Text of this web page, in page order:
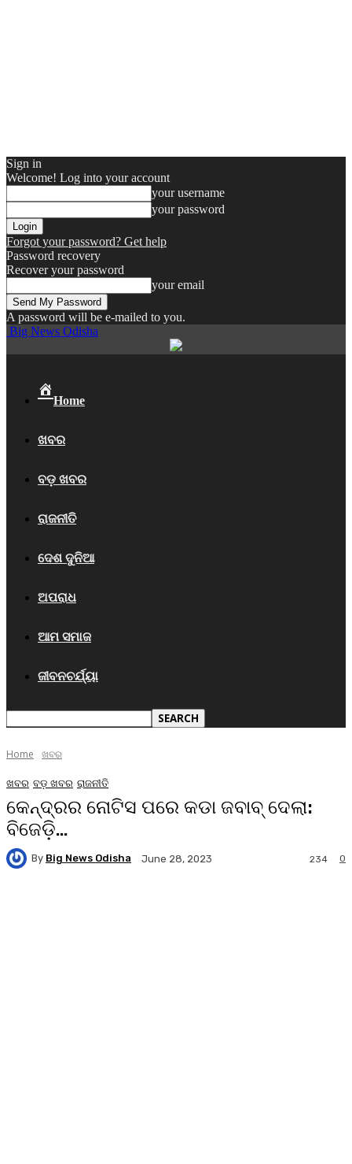
Sign in
Welcome! Log into your account
your username
your password
Forgot your password? Get help
Password recovery
Recover your password
your email
A password will be e-mailed to you.
Big News Odisha
Home
ଖବର
ବଡ଼ ଖବର
ରାଜନୀତି
ଦେଶ ଦୁନିଆ
ଅପରାଧ
ଆମ ସମାଜ
ଜୀବନଚର୍ଯ୍ୟା
Home ଖବର
ଖବର ବଡ଼ ଖବର ରାଜନୀତି
କେନ୍ଦ୍ରର ନୋଟିସ ପରେ କଡା ଜବାବ୍ ଦେଲା:
ବିଜେଡ଼ି…
By Big News Odisha June 28, 2023 0
234